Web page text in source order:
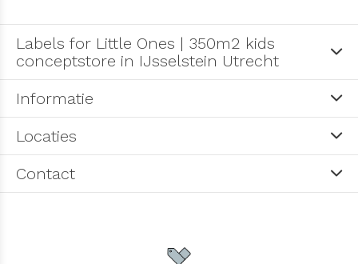
Labels for Little Ones | 350m2 kids
conceptstore in IJsselstein Utrecht
Informatie
Locaties
Contact